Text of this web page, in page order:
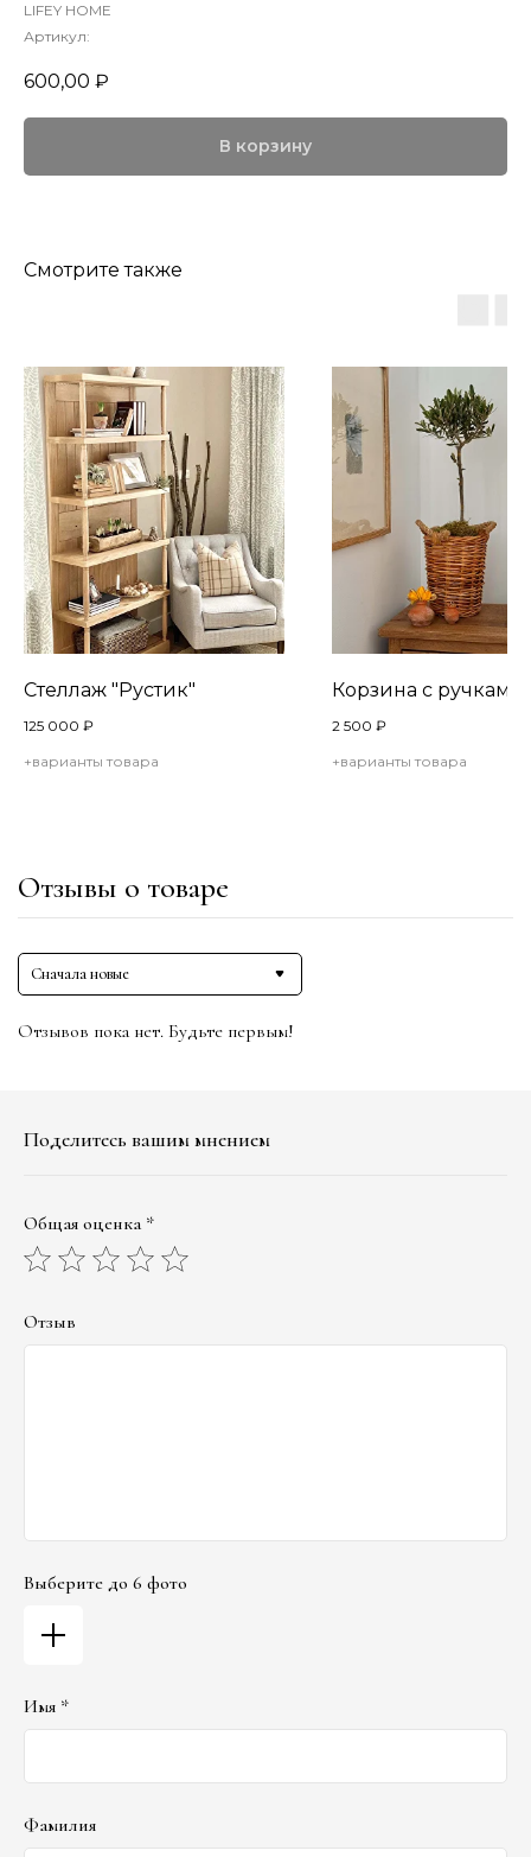
LIFEY HOME
Артикул:
600,00 ₽
В корзину
Смотрите также
Стеллаж "Рустик"
125 000 ₽
+варианты товара
Корзина c ручками
2 500 ₽
+варианты товара
Отзывы о товаре
Сначала новые
Отзывов пока нет. Будьте первым!
Поделитесь вашим мнением
Общая оценка *
Отзыв
Выберите до 6 фото
Имя *
Фамилия